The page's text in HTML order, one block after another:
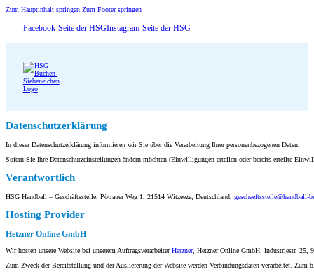
Zum Hauptinhalt springen Zum Footer springen
Facebook-Seite der HSGInstagram-Seite der HSG
Datenschutzerklärung
In dieser Datenschutzerklärung informieren wir Sie über die Verarbeitung Ihrer personenbezogenen Daten.
Sofern Sie Ihre Datenschutzeinstellungen ändern möchten (Einwilligungen erteilen oder bereits erteilte
Verantwortlich
HSG Handball – Geschäftsstelle, Pötrauer Weg 1, 21514 Witzeeze, Deutschland, geschaeftsstelle@handball-
Hosting Provider
Hetzner Online GmbH
Wir hosten unsere Website bei unserem AuftragsverarbeiterHetzner, Hetzner Online GmbH, Industriestr. 25,
Zum Zweck der Bereitstellung und der Auslieferung der Website werden Verbindungsdaten verarbeitet.